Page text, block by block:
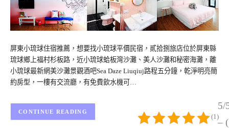
屏東小琉球住宿推薦，想要找小琉球平價民宿，貳拾捌旅店位於屏東縣
琉球鄉上福村杉板路，近小琉球蛤板灣沙灘、美人沙灘和秘密海灘，離
小琉球最新網美沙灘景觀酒吧Sea Daze Liuqiuj路程五分鐘，乾淨明亮簡
約房型，一樓有交流廳，有免費飲水機可…
5/
–
(1)
CONTINUE READING